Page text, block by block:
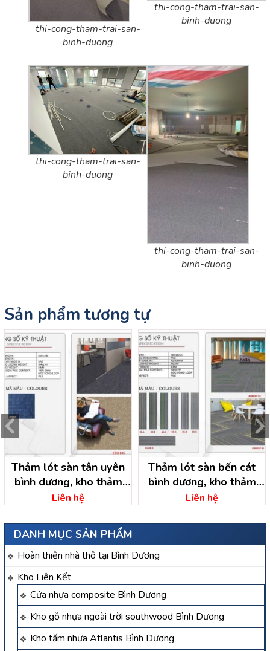
DANH MỤC SẢN PHẨM
Hoàn thiện nhà thô tại Bình Dương
Kho Liên Kết
Cửa nhựa composite Bình Dương
Kho gỗ nhựa ngoài trời southwood Bình Dương
Kho tấm nhựa Atlantis Bình Dương
thi-cong-tham-trai-san-
binh-duong
thi-cong-tham-trai-san-
binh-duong
thi-cong-tham-trai-san-
binh-duong
thi-cong-tham-trai-san-
binh-duong
Sản phẩm tương tự
Thảm lót sàn tân uyên
bình dương, kho thảm
trải sàn
Liên hệ
Thảm lót sàn bến cát
bình dương, kho thảm
bình dương
Liên hệ